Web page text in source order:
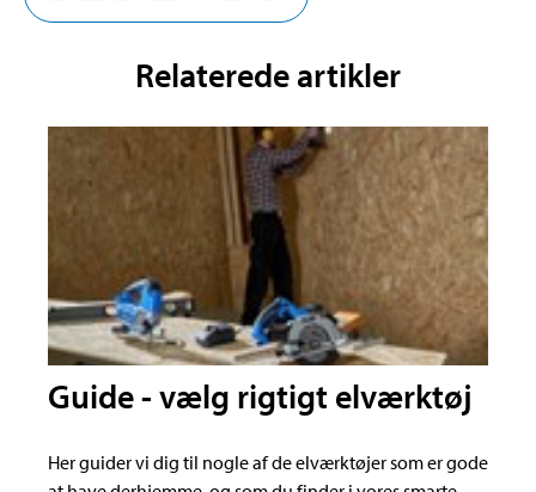
Relaterede artikler
Guide - vælg rigtigt elværktøj
Her guider vi dig til nogle af de elværktøjer som er gode